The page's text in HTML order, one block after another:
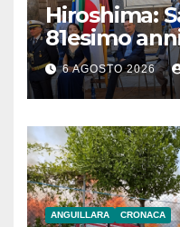
Hiroshima:
81esimo
monito per
6 AGOSTO 2026
ANGUILLARA CRONACA